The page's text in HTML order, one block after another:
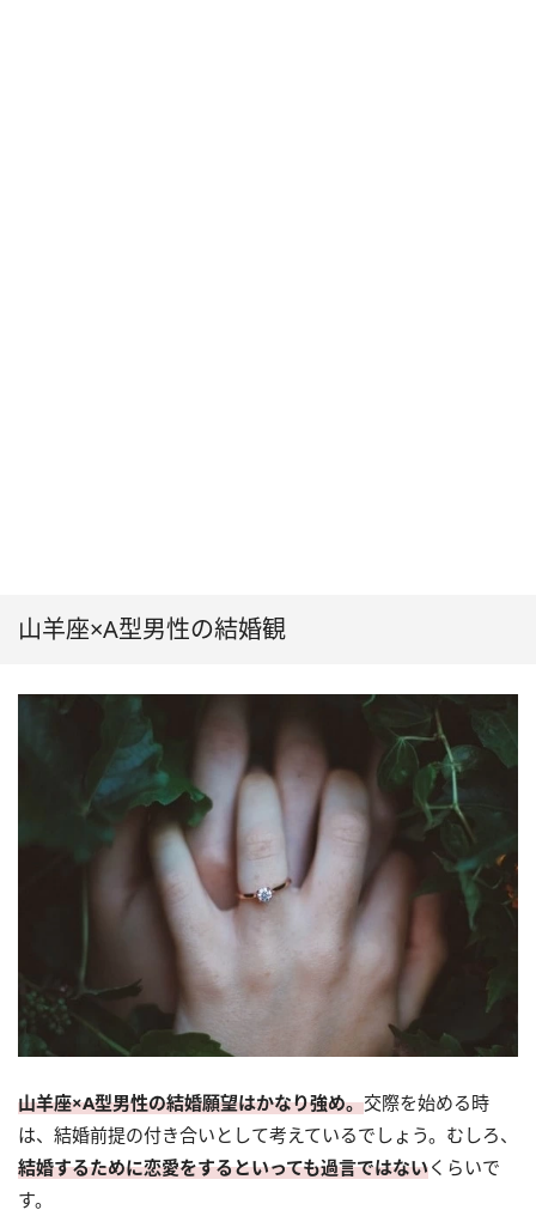
山羊座×A型男性の結婚観
山羊座×A型男性の結婚願望はかなり強め。交際を始める時
は、結婚前提の付き合いとして考えているでしょう。むしろ、
結婚するために恋愛をするといっても過言ではないくらいで
す。